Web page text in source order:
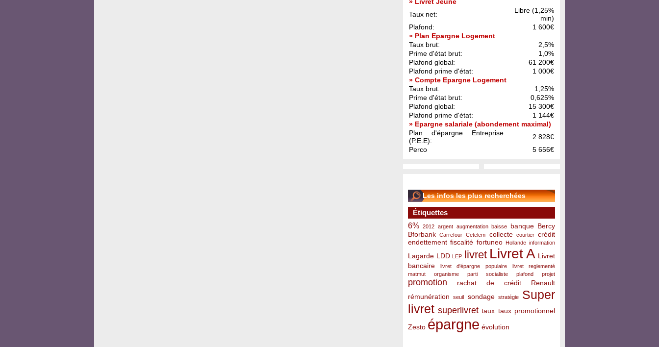
» Livret Jeune
Taux net:
Libre (1,25%
min)
Plafond:
1 600€
» Plan Epargne Logement
Taux brut:
2,5%
Prime d'état brut:
1,0%
Plafond global:
61 200€
Plafond prime d'état:
1 000€
» Compte Epargne Logement
Taux brut:
1,25%
Prime d'état brut:
0,625%
Plafond global:
15 300€
Plafond prime d'état:
1 144€
» Epargne salariale (abondement maximal)
Plan d'épargne Entreprise
(P.E.E):
2 828€
Perco
5 656€
Les infos les plus recherchées
Étiquettes
6% 2012 argent augmentation baisse banque Bercy
Bforbank
Carrefour Cetelem collecte courtier
crédit
endettement fiscalité fortuneo Hollande information
Lagarde LDD LEP livret Livret A Livret
bancaire
livret d'épargne populaire
livret reglementé
matmut
organisme parti socialiste plafond projet
promotion rachat de crédit
Renault
rémunération
seuil sondage stratégie
Super
livret superlivret taux taux promotionnel
Zesto épargne évolution